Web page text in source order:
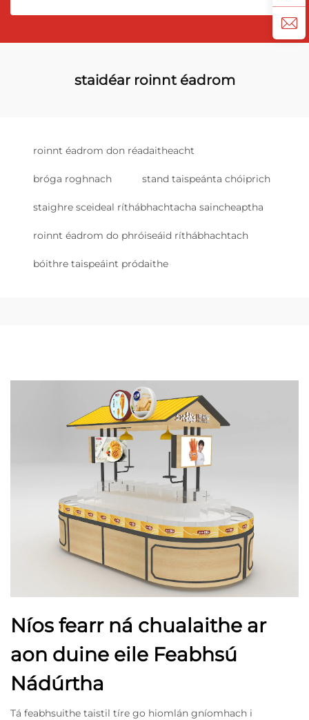
staidéar roinnt éadrom
roinnt éadrom don réadaitheacht
bróga roghnach stand taispeánta chóiprich
staighre sceideal ríthábhachtacha saincheaptha
roinnt éadrom do phróiseáid ríthábhachtach
bóithre taispeáint pródaithe
Níos fearr ná chualaithe ar
aon duine eile Feabhsú
Nádúrtha
Tá feabhsuithe taistil tíre go hiomlán gníomhach i